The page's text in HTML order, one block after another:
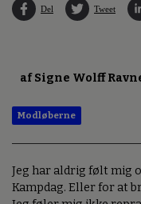
Del Tweet
af Signe Wolff
Modløberne
Jeg har aldrig følt mig
Kampdag. Eller for at